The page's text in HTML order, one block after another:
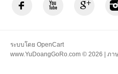
ระบบโดย OpenCart
www.YuDoangGoRo.com © 2026 | ภา